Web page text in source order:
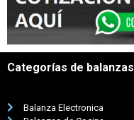
Categorías de balanzas
Balanza Electronica